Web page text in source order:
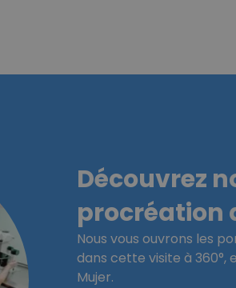
Découvrez
procréation
Nous vous ouvrons les
dans cette visite à 360°,
Mujer.